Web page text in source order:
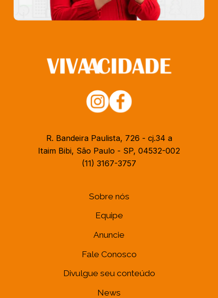
R. Bandeira Paulista, 726 - cj.34 a
Itaim Bibi, São Paulo - SP, 04532-002
(11) 3167-3757
Sobre nós
Equipe
Anuncie
Fale Conosco
Divulgue seu conteúdo
News